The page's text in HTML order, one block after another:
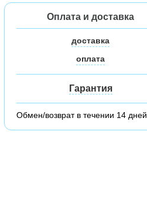
Оплата и доставка
доставка
оплата
Гарантия
Обмен/возврат в течении 14 дней.